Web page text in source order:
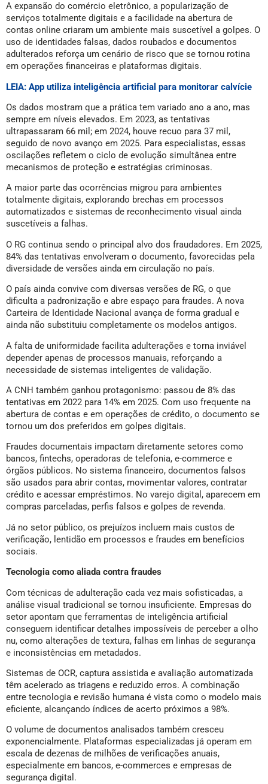
A expansão do comércio eletrônico, a popularização de
serviços totalmente digitais e a facilidade na abertura de
contas online criaram um ambiente mais suscetível a golpes. O
uso de identidades falsas, dados roubados e documentos
adulterados reforça um cenário de risco que se tornou rotina
em operações financeiras e plataformas digitais.
LEIA: App utiliza inteligência artificial para monitorar calvície
Os dados mostram que a prática tem variado ano a ano, mas
sempre em níveis elevados. Em 2023, as tentativas
ultrapassaram 66 mil; em 2024, houve recuo para 37 mil,
seguido de novo avanço em 2025. Para especialistas, essas
oscilações refletem o ciclo de evolução simultânea entre
mecanismos de proteção e estratégias criminosas.
A maior parte das ocorrências migrou para ambientes
totalmente digitais, explorando brechas em processos
automatizados e sistemas de reconhecimento visual ainda
suscetíveis a falhas.
O RG continua sendo o principal alvo dos fraudadores. Em 2025,
84% das tentativas envolveram o documento, favorecidas pela
diversidade de versões ainda em circulação no país.
O país ainda convive com diversas versões de RG, o que
dificulta a padronização e abre espaço para fraudes. A nova
Carteira de Identidade Nacional avança de forma gradual e
ainda não substituiu completamente os modelos antigos.
A falta de uniformidade facilita adulterações e torna inviável
depender apenas de processos manuais, reforçando a
necessidade de sistemas inteligentes de validação.
A CNH também ganhou protagonismo: passou de 8% das
tentativas em 2022 para 14% em 2025. Com uso frequente na
abertura de contas e em operações de crédito, o documento se
tornou um dos preferidos em golpes digitais.
Fraudes documentais impactam diretamente setores como
bancos, fintechs, operadoras de telefonia, e-commerce e
órgãos públicos. No sistema financeiro, documentos falsos
são usados para abrir contas, movimentar valores, contratar
crédito e acessar empréstimos. No varejo digital, aparecem em
compras parceladas, perfis falsos e golpes de revenda.
Já no setor público, os prejuízos incluem mais custos de
verificação, lentidão em processos e fraudes em benefícios
sociais.
Tecnologia como aliada contra fraudes
Com técnicas de adulteração cada vez mais sofisticadas, a
análise visual tradicional se tornou insuficiente. Empresas do
setor apontam que ferramentas de inteligência artificial
conseguem identificar detalhes impossíveis de perceber a olho
nu, como alterações de textura, falhas em linhas de segurança
e inconsistências em metadados.
Sistemas de OCR, captura assistida e avaliação automatizada
têm acelerado as triagens e reduzido erros. A combinação
entre tecnologia e revisão humana é vista como o modelo mais
eficiente, alcançando índices de acerto próximos a 98%.
O volume de documentos analisados também cresceu
exponencialmente. Plataformas especializadas já operam em
escala de dezenas de milhões de verificações anuais,
especialmente em bancos, e-commerces e empresas de
segurança digital.